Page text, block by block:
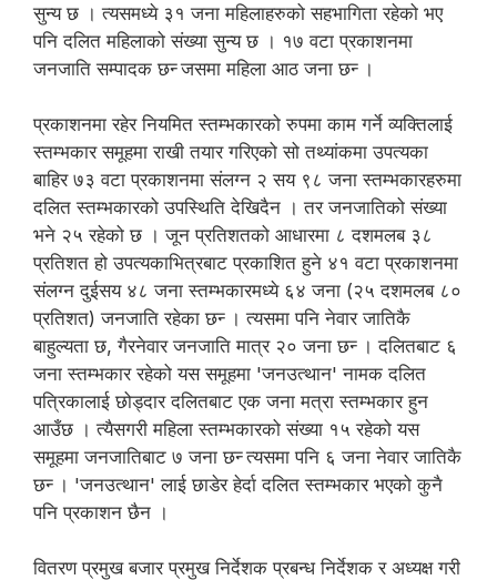
सुन्य छ । त्यसमध्ये ३१ जना महिलाहरुको सहभागिता रहेको भए
पनि दलित महिलाको संख्या सुन्य छ । १७ वटा प्रकाशनमा
जनजाति सम्पादक छन्‍ जसमा महिला आठ जना छन्‍ ।
प्रकाशनमा रहेर नियमित स्तम्भकारको रुपमा काम गर्ने व्यक्तिलाई
स्तम्भकार समूहमा राखी तयार गरिएको सो तथ्यांकमा उपत्यका
बाहिर ७३ वटा प्रकाशनमा संलग्न २ सय ९८ जना स्तम्भकारहरुमा
दलित स्तम्भकारको उपस्थिति देखिदैन । तर जनजातिको संख्या
भने २५ रहेको छ । जून प्रतिशतको आधारमा ८ दशमलब ३८
प्रतिशत हो उपत्यकाभित्रबाट प्रकाशित हुने ४१ वटा प्रकाशनमा
संलग्न दुईसय ४८ जना स्तम्भकारमध्ये ६४ जना (२५ दशमलब ८०
प्रतिशत) जनजाति रहेका छन्‍ । त्यसमा पनि नेवार जातिकै
बाहुल्यता छ, गैरनेवार जनजाति मात्र २० जना छन्‍ । दलितबाट ६
जना स्तम्भकार रहेको यस समूहमा 'जनउत्थान' नामक दलित
पत्रिकालाई छोड्दार दलितबाट एक जना मत्रा स्तम्भकार हुन
आउँछ । त्यैसगरी महिला स्तम्भकारको संख्या १५ रहेको यस
समूहमा जनजातिबाट ७ जना छन्‍ त्यसमा पनि ६ जना नेवार जातिकै
छन्‍ । 'जनउत्थान' लाई छाडेर हेर्दा दलित स्तम्भकार भएको कुनै
पनि प्रकाशन छैन ।
वितरण प्रमुख बजार प्रमुख निर्देशक प्रबन्ध निर्देशक र अध्यक्ष गरी